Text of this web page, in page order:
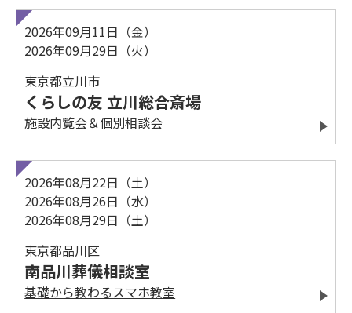
2026年09月11日（金）
2026年09月29日（火）
東京都立川市
くらしの友 立川総合斎場
施設内覧会＆個別相談会
2026年08月22日（土）
2026年08月26日（水）
2026年08月29日（土）
東京都品川区
南品川葬儀相談室
基礎から教わるスマホ教室